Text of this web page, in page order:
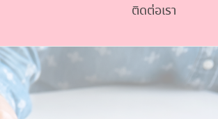
ติดต่อเรา